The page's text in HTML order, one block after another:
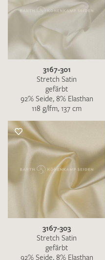
3167-301
Stretch Satin
gefärbt
92% Seide, 8% Elasthan
118 g/lfm, 137 cm
3167-303
Stretch Satin
gefärbt
92% Seide, 8% Elasthan